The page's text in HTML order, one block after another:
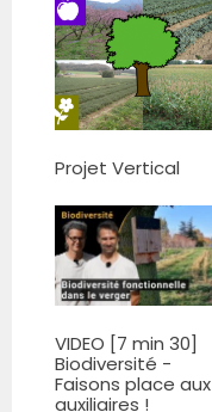
Projet Vertical
VIDEO [7 min 30]
Biodiversité -
Faisons place aux
auxiliaires !